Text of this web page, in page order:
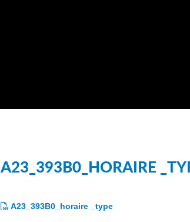
A23_393B0_HORAIRE
A23_393B0_horaire _type